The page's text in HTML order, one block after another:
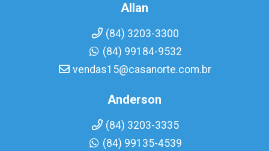
Allan
(84) 3203-3300
(84) 99184-9532
vendas15@casanorte.com.br
Anderson
(84) 3203-3335
(84) 99135-4539